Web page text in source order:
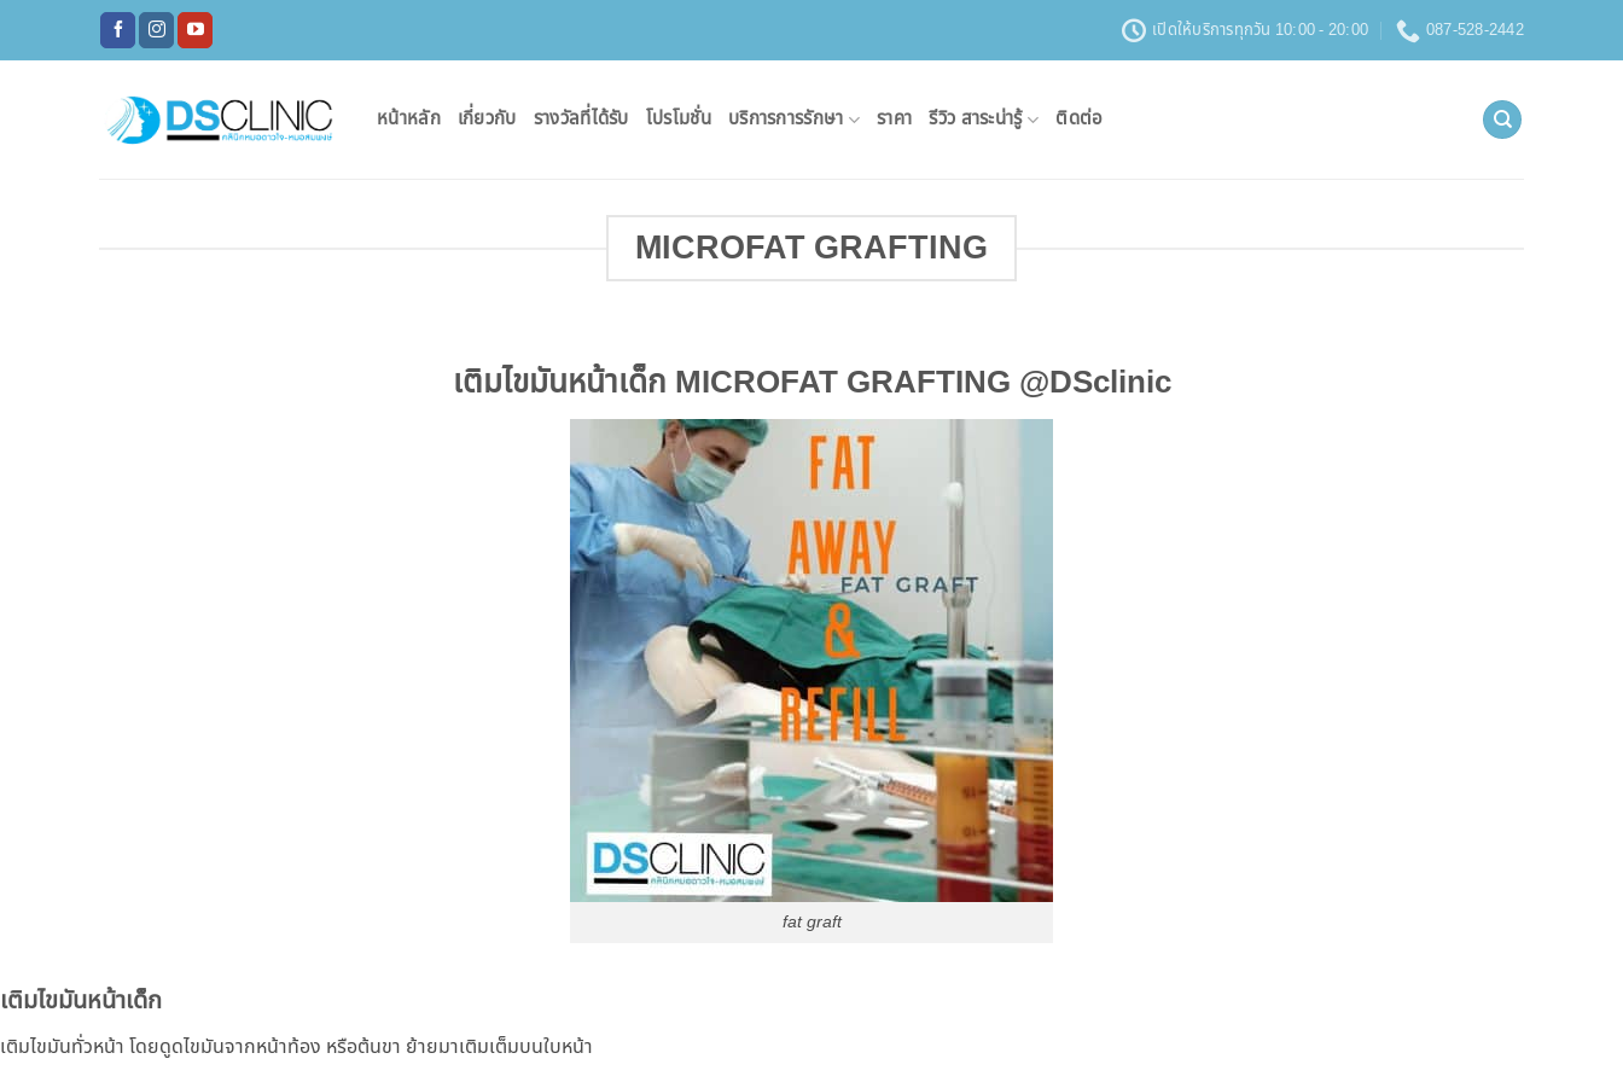
เปิดให้บริการทุกวัน 10:00 - 20:00 087-528-2442
หน้าหลัก เกี่ยวกับ รางวัลที่ได้รับ โปรโมชั่น บริการการรักษา ราคา รีวิว สาระน่ารู้ ติดต่อ
MICROFAT GRAFTING
เติมไขมันหน้าเด็ก MICROFAT GRAFTING @DSclinic
fat graft
เติมไขมันหน้าเด็ก
เติมไขมันทั่วหน้า โดยดูดไขมันจากหน้าท้อง หรือต้นขา ย้ายมาเติมเต็มบนใบหน้า